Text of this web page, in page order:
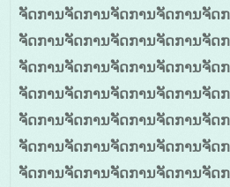
ຈັດການຈັດການຈັດການຈັດການຈັດ
ຈັດການຈັດການຈັດການຈັດການຈັດ
ຈັດການຈັດການຈັດການຈັດການຈັດ
ຈັດການຈັດການຈັດການຈັດການຈັດ
ຈັດການຈັດການຈັດການຈັດການຈັດ
ຈັດການຈັດການຈັດການຈັດການຈັດ
ຈັດການຈັດການຈັດການຈັດການຈັດ